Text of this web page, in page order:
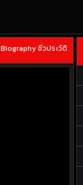
Biography ชีวประวัติ